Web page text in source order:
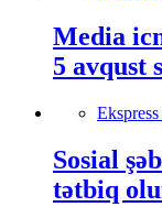
Media
5 avqust
Sosial
tətbiq